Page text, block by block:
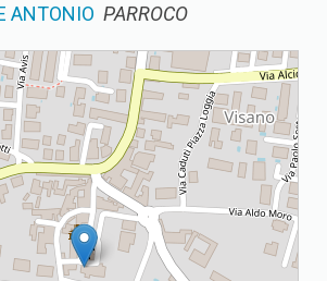
ANTONIO PARROCO
DEI SANTI PIETRO E PAOLO